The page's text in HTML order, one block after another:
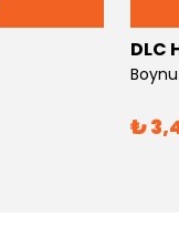
DLC
₺